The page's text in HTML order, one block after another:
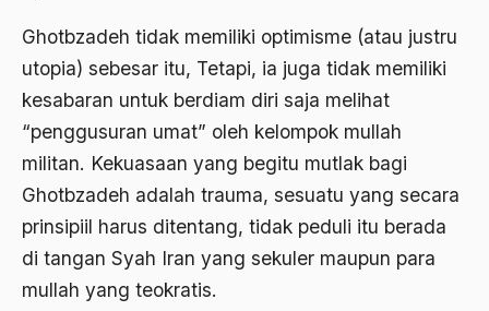
Ghotbzadeh tidak memiliki optimisme (atau justru
utopia) sebesar itu, Tetapi, ia juga tidak memiliki
kesabaran untuk berdiam diri saja melihat
“penggusuran umat” oleh kelompok mullah
militan. Kekuasaan yang begitu mutlak bagi
Ghotbzadeh adalah trauma, sesuatu yang secara
prinsipiil harus ditentang, tidak peduli itu berada
di tangan Syah Iran yang sekuler maupun para
mullah yang teokratis.
Agama Islam
agama populer
Agama Terang
Agamawan
Agenda Nasional
Agraria